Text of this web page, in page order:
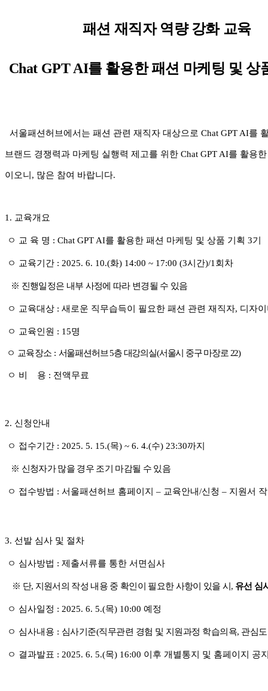
패션 재직자 역량 강화 교육
Chat GPT AI를 활용한 패션 마케팅 및 상
서울패션허브에서는 패션 관련 재직자 대상으로 Chat GPT AI를
브랜드 경쟁력과 마케팅 실행력 제고를 위한 Chat GPT AI를 활용
이오니, 많은 참여 바랍니다.
1. 교육개요
ㅇ 교 육 명 : Chat GPT AI를 활용한 패션 마케팅 및 상품 기획 3기
ㅇ 교육기간 : 2025. 6. 10.(화) 14:00 ~ 17:00 (3시간)/1회차
※ 진행일정은 내부 사정에 따라 변경될 수 있음
ㅇ 교육대상 : 새로운 직무습득이 필요한 패션 관련 재직자, 디자이
ㅇ 교육인원 : 15명
ㅇ 교육장소 : 서울패션허브5층 대강의실(서울시 중구 마장로22)
ㅇ 비 용 : 전액무료
2. 신청안내
ㅇ 접수기간 : 2025. 5. 15.(목) ~ 6. 4.(수) 23:30까지
※ 신청자가 많을 경우 조기 마감될 수 있음
ㅇ 접수방법 : 서울패션허브 홈페이지 – 교육안내/신청 – 지원서
3. 선발 심사 및 절차
ㅇ 심사방법 : 제출서류를 통한 서면심사
※ 단, 지원서의 작성 내용 중 확인이 필요한 사항이 있을 시 , 유선 심
ㅇ 심사일정 : 2025. 6. 5.(목) 10:00 예정
ㅇ 심사내용 : 심사기준(직무관련 경험 및 지원과정 학습의욕, 관심
ㅇ 결과발표 : 2025. 6. 5.(목) 16:00 이후 개별통지 및 홈페이지 공지